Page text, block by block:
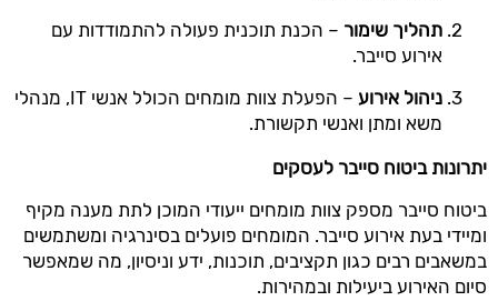
תהליך שימור – הכנת תוכנית פעולה להתמודדות עם
אירוע סייבר.
ניהול אירוע
– הפעלת צוות מומחים הכולל אנשי IT, מנהלי
משא ומתן ואנשי תקשורת.
יתרונות ביטוח סייבר לעסקים
ביטוח סייבר מספק צוות מומחים ייעודי המוכן לתת מענה מקיף
ומיידי בעת אירוע סייבר. המומחים פועלים בסינרגיה ומשתמשים
במשאבים רבים כגון תקציבים, תוכנות, ידע וניסיון, מה שמאפשר
סיום האירוע ביעילות ובמהירות.